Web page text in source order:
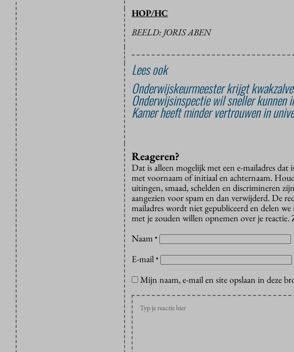
HOP/HC
BEELD: JORIS ABEN
Lees ook
Onderwijskeurmeester krijgt
Onderwijsinspectie wil sneller kunnen
Kamer heeft minder vertrouwen in
Reageren?
Dat is alleen mogelijk met een e-mailadres
met voornaam of initiaal en achternaam.
uitingen, smaad, schelden en discrimineren
aangezien voor spam en dan verwijderd. De
mailadres wordt niet gepubliceerd en delen
met je zouden willen opnemen over je reactie.
Naam *
E-mail *
Mijn naam, e-mail en site opslaan in deze